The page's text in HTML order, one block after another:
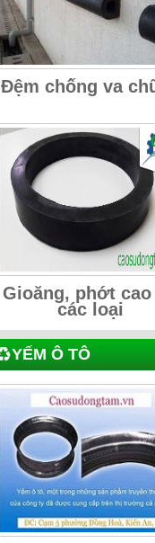
Đệm chống va
Gioăng, phớt
các loại
YẾM Ô TÔ